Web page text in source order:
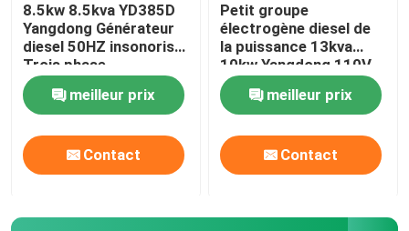
8.5kw 8.5kva YD385D
Yangdong Générateur
diesel 50HZ insonorisé
Trois phase
meilleur prix
Contact
Petit groupe
électrogène diesel de
la puissance 13kva
10kw Yangdong 110V
240V
meilleur prix
Contact